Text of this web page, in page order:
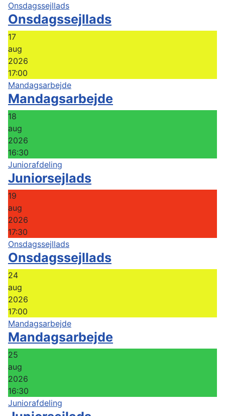
Onsdagssejllads
Onsdagssejllads
17
aug
2026
17:00
Mandagsarbejde
Mandagsarbejde
18
aug
2026
16:30
Juniorafdeling
Juniorsejlads
19
aug
2026
17:30
Onsdagssejllads
Onsdagssejllads
24
aug
2026
17:00
Mandagsarbejde
Mandagsarbejde
25
aug
2026
16:30
Juniorafdeling